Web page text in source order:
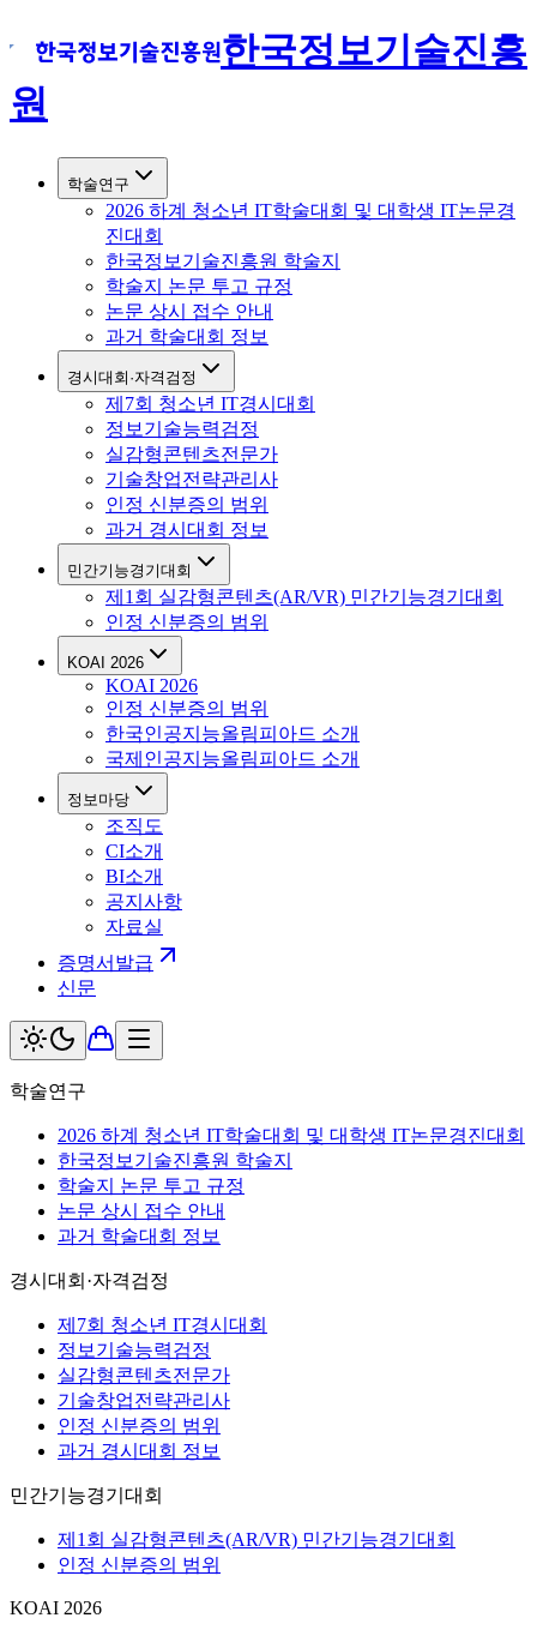
한국정보기술진흥
원
학술연구
2026 하계 청소년 IT학술대회 및 대학생 IT논문경
진대회
한국정보기술진흥원 학술지
학술지 논문 투고 규정
논문 상시 접수 안내
과거 학술대회 정보
경시대회·자격검정
제7회 청소년 IT경시대회
정보기술능력검정
실감형콘텐츠전문가
기술창업전략관리사
인정 신분증의 범위
과거 경시대회 정보
민간기능경기대회
제1회 실감형콘텐츠(AR/VR) 민간기능경기대회
인정 신분증의 범위
KOAI 2026
KOAI 2026
인정 신분증의 범위
한국인공지능올림피아드 소개
국제인공지능올림피아드 소개
정보마당
조직도
CI소개
BI소개
공지사항
자료실
증명서발급
신문
학술연구
2026 하계 청소년 IT학술대회 및 대학생 IT논문경진대회
한국정보기술진흥원 학술지
학술지 논문 투고 규정
논문 상시 접수 안내
과거 학술대회 정보
경시대회·자격검정
제7회 청소년 IT경시대회
정보기술능력검정
실감형콘텐츠전문가
기술창업전략관리사
인정 신분증의 범위
과거 경시대회 정보
민간기능경기대회
제1회 실감형콘텐츠(AR/VR) 민간기능경기대회
인정 신분증의 범위
KOAI 2026